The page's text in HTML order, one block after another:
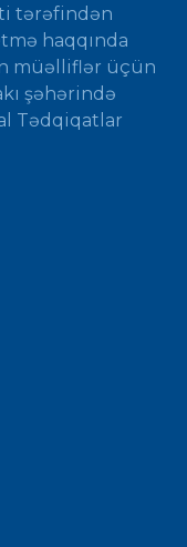
tərəfindən
haqqında
müəlliflər üçün
şəhərində
Tədqiqatlar